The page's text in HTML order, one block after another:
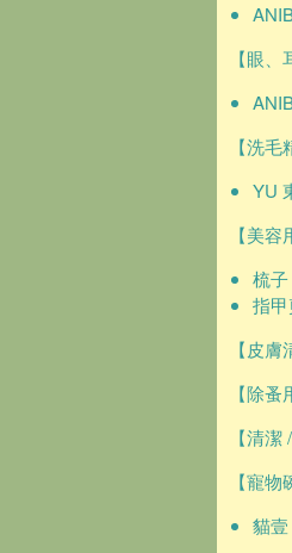
【眼、
【洗毛
YU
【美容
梳子
指
【皮膚
【除蚤
【清潔
【寵物
貓壹